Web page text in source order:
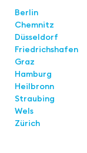
Berlin
Chemnitz
Düsseldorf
Friedrichshafen
Graz
Hamburg
Heilbronn
Straubing
Wels
Zürich